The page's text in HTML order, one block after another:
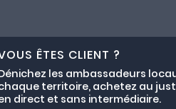
ÊTES CLIENT ?
les ambassadeurs
territoire, achetez au
direct et sans intermédiaire.